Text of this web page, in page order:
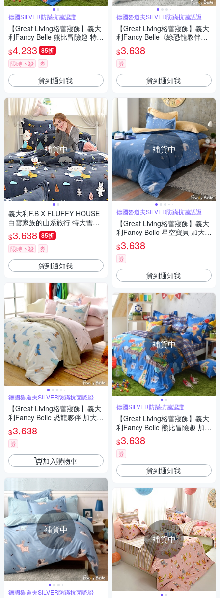
德國SILVER防蹣抗菌認證
【Great Living格蕾寢飾】義大
利Fancy Belle 熊比冒險趣 特大
貢緞四件式防蹣抗菌舖棉兩用
被床包組
$4,233 85折
限時下殺 券
貨到通知我
補貨中
義大利F.B X FLUFFY HOUSE
白雲家族的山系旅行 特大雪芙
絨被套床包組
$3,638 85折
限時下殺 券
貨到通知我
德國魯道夫SILVER防蹣抗菌認證
【Great Living格蕾寢飾】義大
利Fancy Belle 恐龍夥伴 加大夜
光棉防蹣抗菌吸濕排汗兩用被
床包組
$3,638
券
加入購物車
補貨中
德國魯道夫SILVER防蹣抗菌認證
德國魯道夫SILVER防蹣抗菌認證
【Great Living格蕾寢飾】義大
利Fancy Belle《綠恐龍夥伴》
加大夜光棉防蹣抗菌吸濕排汗
兩用被床包組
$3,638
券
貨到通知我
補貨中
德國魯道夫SILVER防蹣抗菌認證
【Great Living格蕾寢飾】義大
利Fancy Belle 星空寶貝 加大夜
光棉防蹣抗菌吸濕排汗兩用被
床包組
$3,638
券
貨到通知我
補貨中
德國SILVER防蹣抗菌認證
【Great Living格蕾寢飾】義大
利Fancy Belle 熊比冒險趣 加大
貢緞四件式防蹣抗菌舖棉兩用
被床包組
$3,638
券
貨到通知我
補貨中